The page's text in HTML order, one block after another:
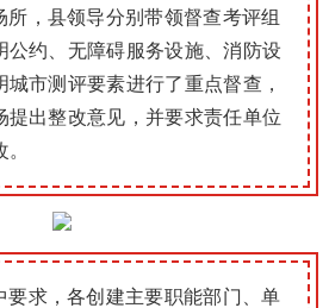
所，县领导分别带领督查考评组
公约、无障碍服务设施、消防设
市测评要素进行了重点督查，
提出整改意见，并要求责任单位
要求，各创建主要职能部门、单